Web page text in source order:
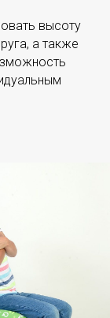
высоту
а также